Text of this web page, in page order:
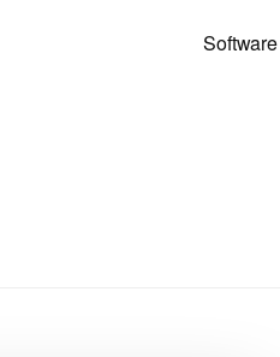
Software